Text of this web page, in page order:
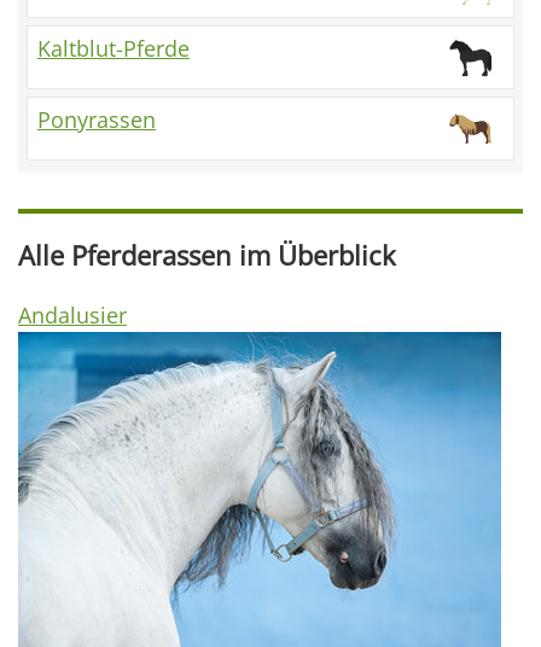
Kaltblut-Pferde
Ponyrassen
Alle Pferderassen im Überblick
Andalusier